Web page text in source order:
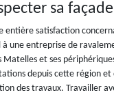
sa
entière satisfaction
une entreprise de
Matelles et ses
depuis cette région
des travaux. Travailler